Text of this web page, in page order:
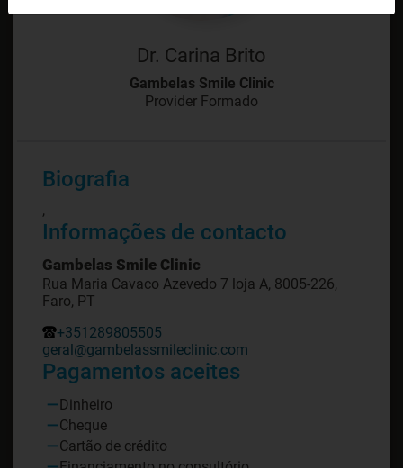
Dr. Carina Brito
Gambelas Smile Clinic
Provider Formado
Biografia
,
Informações de contacto
Gambelas Smile Clinic
Rua Maria Cavaco Azevedo 7 loja A, 8005-226,
Faro, PT
+351289805505
geral@gambelassmileclinic.com
Pagamentos aceites
Dinheiro
Cheque
Cartão de crédito